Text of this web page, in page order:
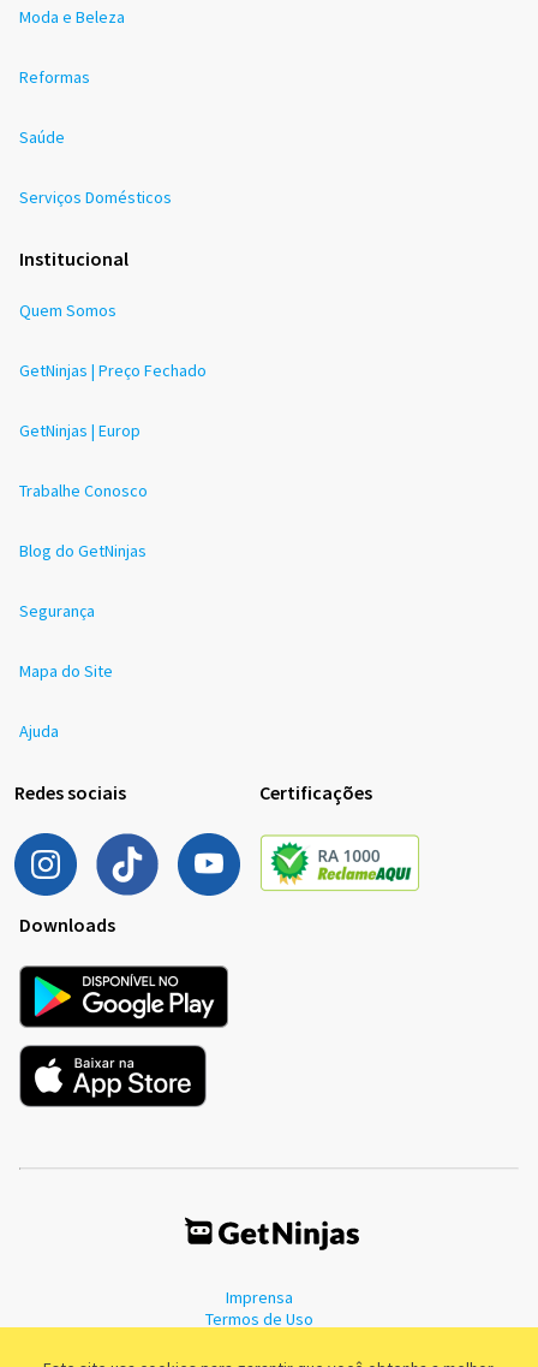
Moda e Beleza
Reformas
Saúde
Serviços Domésticos
Institucional
Quem Somos
GetNinjas | Preço Fechado
GetNinjas | Europ
Trabalhe Conosco
Blog do GetNinjas
Segurança
Mapa do Site
Ajuda
Redes sociais Certificações
Downloads
Imprensa
Termos de Uso